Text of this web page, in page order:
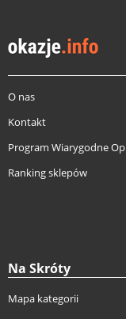
O nas
Kontakt
Program Wiarygodne
Ranking sklepów
Na Skróty
Mapa kategorii